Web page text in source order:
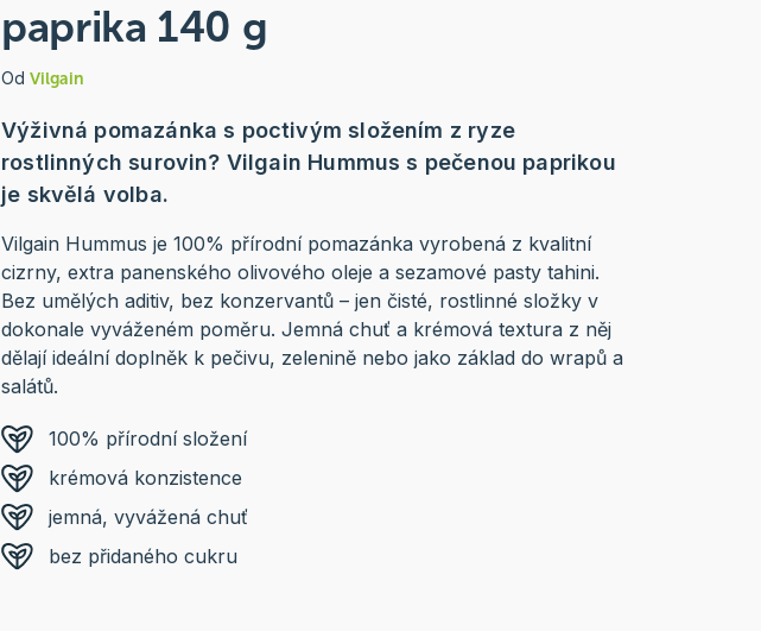
paprika 140 g
Od Vilgain
Výživná pomazánka s poctivým složením z ryze
rostlinných surovin? Vilgain Hummus s pečenou paprikou
je skvělá volba.
Vilgain Hummus je 100% přírodní pomazánka vyrobená z kvalitní
cizrny, extra panenského olivového oleje a sezamové pasty tahini.
Bez umělých aditiv, bez konzervantů – jen čisté, rostlinné složky v
dokonale vyváženém poměru. Jemná chuť a krémová textura z něj
dělají ideální doplněk k pečivu, zelenině nebo jako základ do wrapů a
salátů.
100% přírodní složení
krémová konzistence
jemná, vyvážená chuť
bez přidaného cukru